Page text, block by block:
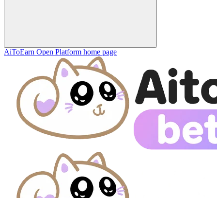
AiToEarn Open Platform home page